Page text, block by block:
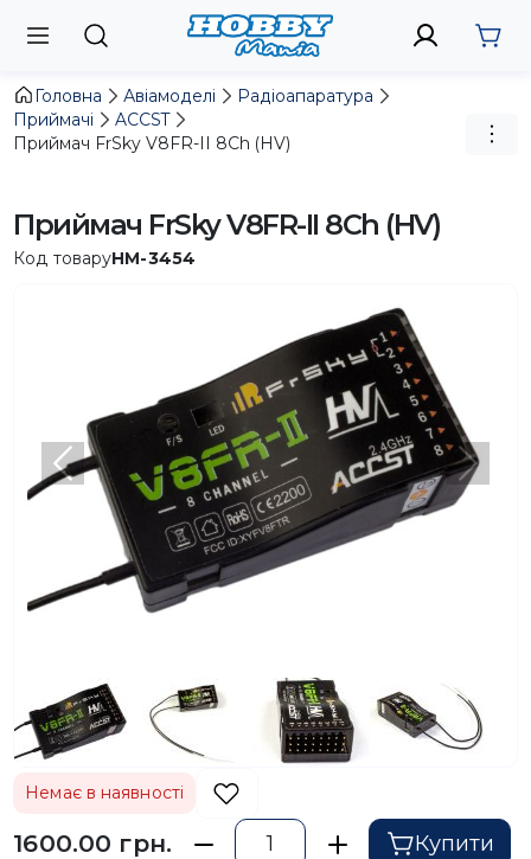
Головна Авіамоделі
Радіоапаратура
Приймачі
ACCST
Приймач FrSky V8FR-II 8Ch (HV)
Приймач FrSky V8FR-II 8Ch (HV)
Код товаруHM-3454
Попередній
Немає в наявності
1600.00 грн. Купити